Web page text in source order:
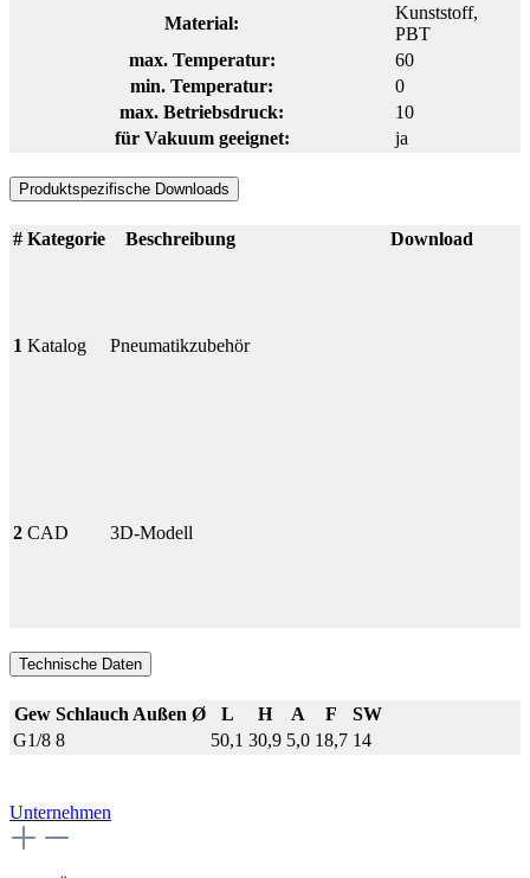
Material:
Kunststoff,
PBT
max. Temperatur:
60
min. Temperatur:
0
max. Betriebsdruck:
10
für Vakuum geeignet:
ja
Produktspezifische Downloads
# Kategorie Beschreibung Download
1 Katalog Pneumatikzubehör
2 CAD 3D-Modell
Technische Daten
Gew Schlauch Außen Ø L H A F
SW
G1/8 8 50,1 30,9 5,0 18,7 14
Unternehmen